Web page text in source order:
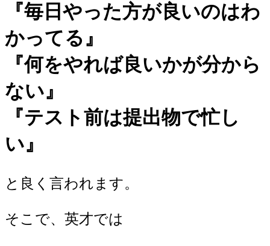
『毎日やった方が良いのはわ
かってる』
『何をやれば良いかが分から
ない』
『テスト前は提出物で忙し
い』
と良く言われます。
そこで、英才では